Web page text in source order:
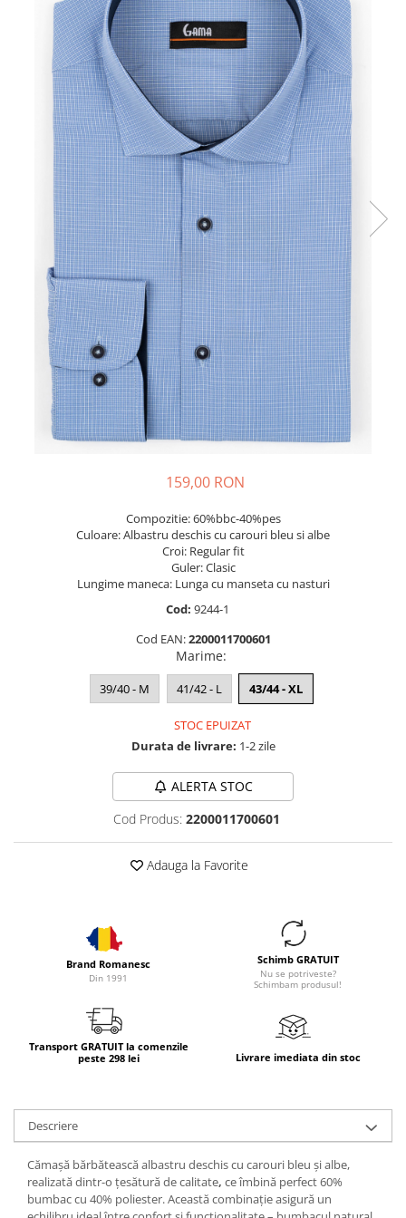
159,00 RON
Compozitie: 60%bbc-40%pes
Culoare: Albastru deschis cu carouri bleu si albe
Croi: Regular fit
Guler: Clasic
Lungime maneca: Lunga cu manseta cu nasturi
Cod: 9244-1
Cod EAN:2200011700601
Marime:
39/40 - M 41/42 - L 43/44 - XL
STOC EPUIZAT
Durata de livrare: 1-2 zile
ALERTA STOC
Cod Produs: 2200011700601
Adauga la Favorite
Brand Romanesc
Din 1991
Schimb GRATUIT
Nu se potriveste?
Schimbam produsul!
Transport GRATUIT la comenzile
peste 298 lei
Livrare imediata din stoc
Descriere
Cămașă bărbătească albastru deschis cu carouri bleu și albe,
realizată dintr-o țesătură decalitate, ce îmbină perfect60%
bumbaccu 40% poliester. Această combinație asigură un